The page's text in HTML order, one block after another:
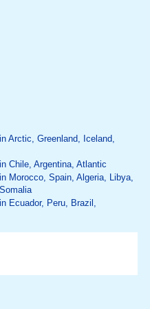
Arctic, Greenland, Iceland,
Chile, Argentina, Atlantic
Morocco, Spain, Algeria, Libya,
Ecuador, Peru, Brazil,